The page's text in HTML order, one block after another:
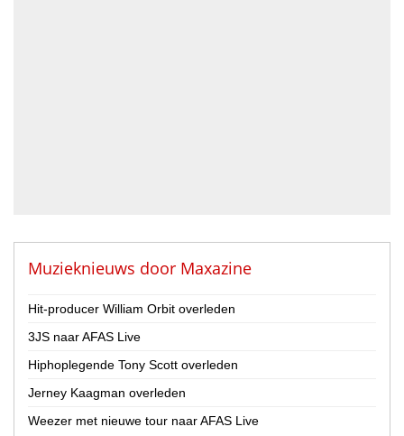
Nederland
België
Provincie
Drenthe
Flevoland
Muzieknieuws door Maxazine
Hit-producer William Orbit overleden
3JS naar AFAS Live
Hiphoplegende Tony Scott overleden
Jerney Kaagman overleden
Weezer met nieuwe tour naar AFAS Live